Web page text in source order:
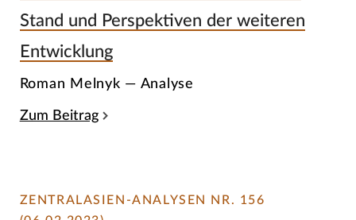
Stand und Perspektiven der weiteren
Entwicklung
Roman Melnyk — Analyse
Zum Beitrag
ZENTRALASIEN-ANALYSEN NR. 156